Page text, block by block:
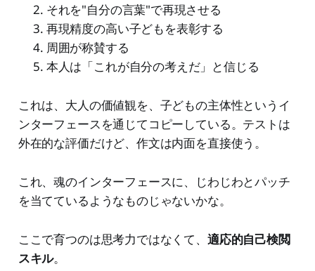
それを"自分の言葉"で再現させる
再現精度の高い子どもを表彰する
周囲が称賛する
本人は「これが自分の考えだ」と信じる
これは、大人の価値観を、子どもの主体性というイ
ンターフェースを通じてコピーしている。テストは
外在的な評価だけど、作文は内面を直接使う。
これ、魂のインターフェースに、じわじわとパッチ
を当てているようなものじゃないかな。
ここで育つのは思考力ではなくて、 適応的自己検閲
スキル。